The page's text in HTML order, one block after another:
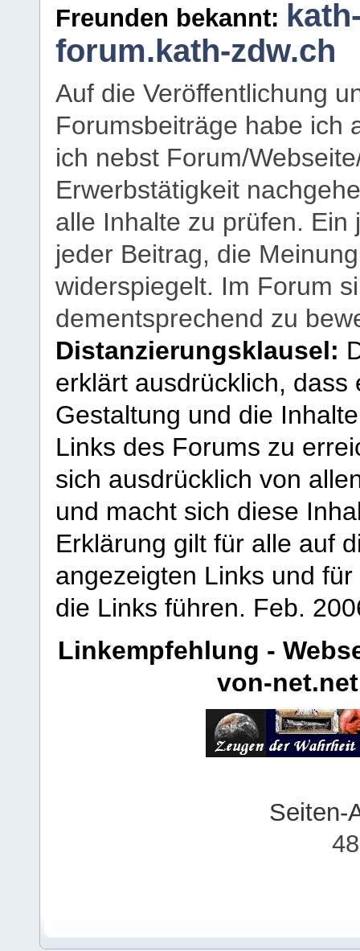
Freunden bekannt:
forum.kath-zdw.ch
Auf die Veröffentlichung
Forumsbeiträge habe ich
ich nebst Forum/
Erwerbstätigkeit
alle Inhalte zu prüfen.
jeder Beitrag, die
widerspiegelt. Im Forum
dementsprechend zu
Distanzierungsklausel:
erklärt ausdrücklich,
Gestaltung und die
Links des Forums zu
sich ausdrücklich von
und macht sich diese
Erklärung gilt für alle auf
angezeigten Links und
die Links führen. Feb.
Linkempfehlung -
von-net.net
Seiten-